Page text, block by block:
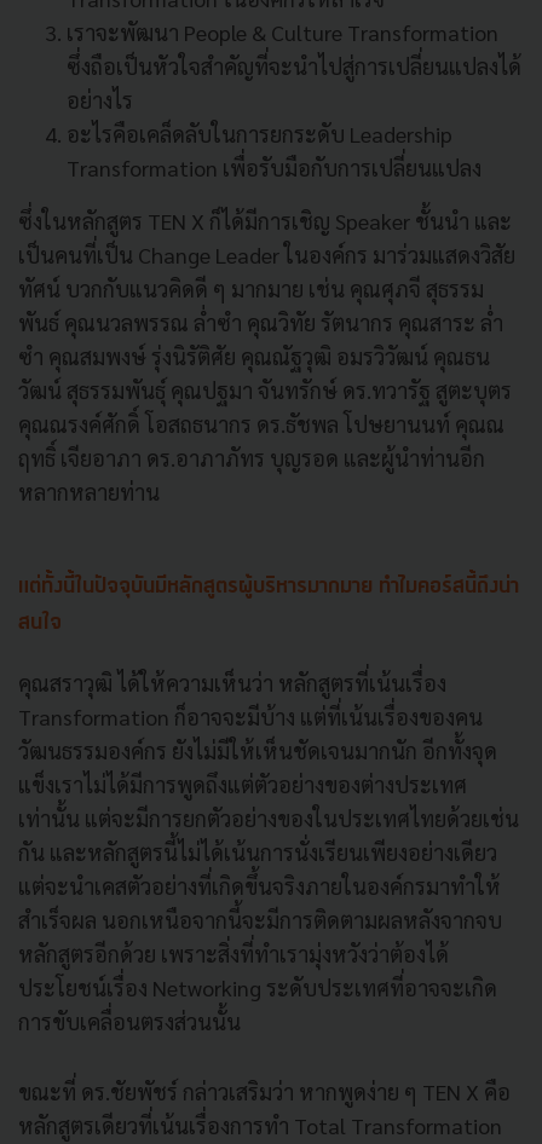
เราจะพัฒนา People & Culture Transformation
ซึ่งถือเป็นหัวใจสำคัญที่จะนำไปสู่การเปลี่ยนแปลงได้
อย่างไร
อะไรคือเคล็ดลับในการยกระดับ Leadership
Transformation เพื่อรับมือกับการเปลี่ยนแปลง
ซึ่งในหลักสูตร TEN X ก็ได้มีการเชิญ Speaker ชั้นนำ และ
เป็นคนที่เป็น Change Leader ในองค์กร มาร่วมแสดงวิสัย
ทัศน์ บวกกับแนวคิดดี ๆ มากมาย เช่น คุณศุภจี สุธรรม
พันธ์ คุณนวลพรรณ ล่ำซำ คุณวิทัย รัตนากร คุณสาระ ล่ำ
ซำ คุณสมพงษ์ รุ่งนิรัติศัย คุณณัฐวุฒิ อมรวิวัฒน์ คุณธน
วัฒน์ สุธรรมพันธุ์ คุณปฐมา จันทรักษ์ ดร.ทวารัฐ สูตะบุตร
คุณณรงค์ศักดิ์ โอสถธนากร ดร.ธัชพล โปษยานนท์ คุณณ
ฤทธิ์ เจียอาภา ดร.อาภาภัทร บุญรอด และผู้นำท่านอีก
หลากหลายท่าน
แต่ทั้งนี้ในปัจจุบันมีหลักสูตรผู้บริหารมากมาย ทำไมคอร์สนี้ถึงน่า
สนใจ
คุณสราวุฒิ ได้ให้ความเห็นว่า หลักสูตรที่เน้นเรื่อง
Transformation ก็อาจจะมีบ้าง แต่ที่เน้นเรื่องของคน
วัฒนธรรมองค์กร ยังไม่มีให้เห็นชัดเจนมากนัก อีกทั้งจุด
แข็งเราไม่ได้มีการพูดถึงแต่ตัวอย่างของต่างประเทศ
เท่านั้น แต่จะมีการยกตัวอย่างของในประเทศไทยด้วยเช่น
กัน และหลักสูตรนี้ไม่ได้เน้นการนั่งเรียนเพียงอย่างเดียว
แต่จะนำเคสตัวอย่างที่เกิดขึ้นจริงภายในองค์กรมาทำให้
สำเร็จผล นอกเหนือจากนี้จะมีการติดตามผลหลังจากจบ
หลักสูตรอีกด้วย เพราะสิ่งที่ทำเรามุ่งหวังว่าต้องได้
ประโยชน์เรื่อง Networking ระดับประเทศที่อาจจะเกิด
การขับเคลื่อนตรงส่วนนั้น
ขณะที่ ดร.ชัยพัชร์ กล่าวเสริมว่า หากพูดง่าย ๆ TEN X คือ
หลักสูตรเดียวที่เน้นเรื่องการทำ Total Transformation